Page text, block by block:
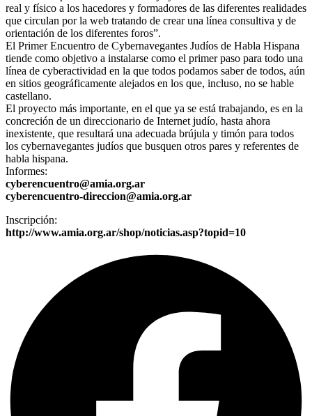
real y físico a los hacedores y formadores de las diferentes realidades
que circulan por la web tratando de crear una línea consultiva y de
orientación de los diferentes foros”.
El Primer Encuentro de Cybernavegantes Judíos de Habla Hispana
tiende como objetivo a instalarse como el primer paso para todo una
línea de cyberactividad en la que todos podamos saber de todos, aún
en sitios geográficamente alejados en los que, incluso, no se hable
castellano.
El proyecto más importante, en el que ya se está trabajando, es en la
concreción de un direccionario de Internet judío, hasta ahora
inexistente, que resultará una adecuada brújula y timón para todos
los cybernavegantes judíos que busquen otros pares y referentes de
habla hispana.
Informes:
cyberencuentro@amia.org.ar
cyberencuentro-direccion@amia.org.ar
Inscripción:
http://www.amia.org.ar/shop/noticias.asp?topid=10